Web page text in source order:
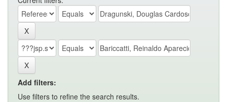
Add filters:
Use filters to refine the search results.